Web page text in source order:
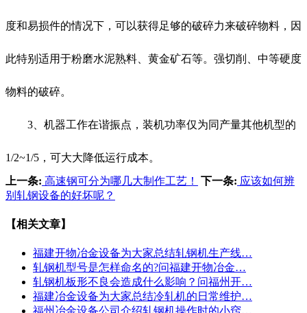
度和易损件的情况下，可以获得足够的破碎力来破碎物料，因
此特别适用于粉磨水泥熟料、黄金矿石等。强切削、中等硬度
物料的破碎。
3、机器工作在谐振点，装机功率仅为同产量其他机型的
1/2~1/5，可大大降低运行成本。
上一条: 高速钢可分为哪几大制作工艺！ 下一条: 应该如何辨
别轧钢设备的好坏呢？
【相关文章】
福建开物冶金设备为大家总结轧钢机生产线…
轧钢机型号是怎样命名的?问福建开物冶金…
轧钢机板形不良会造成什么影响？问福州开…
福建冶金设备为大家总结冷轧机的日常维护…